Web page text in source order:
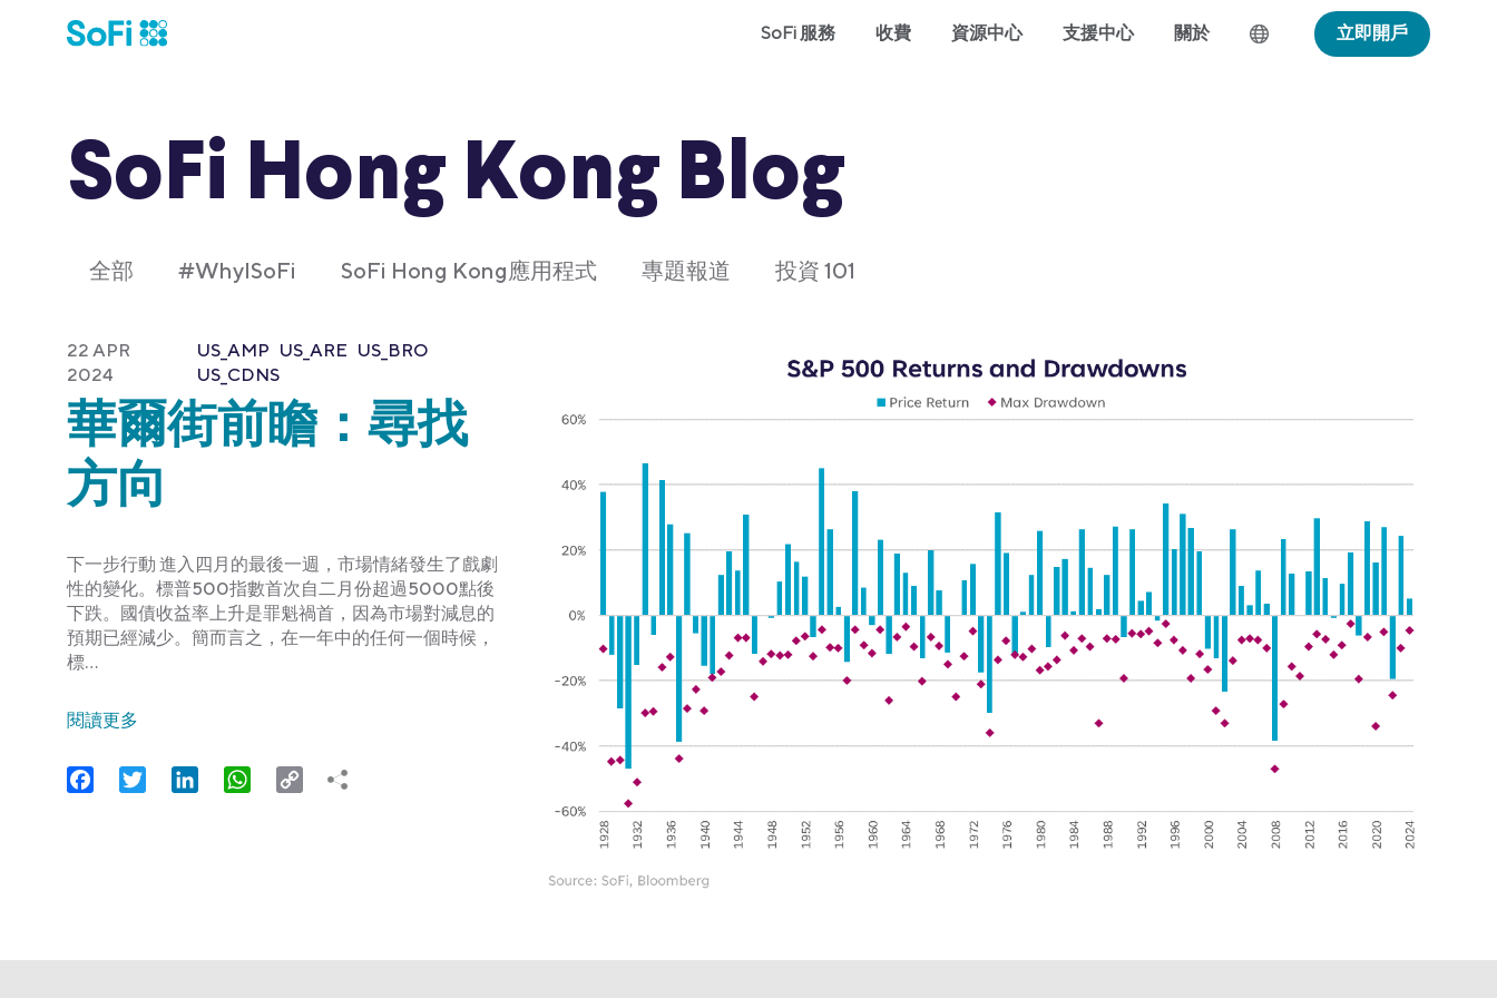
SoFi 服務 收費 資源中心 支援中心 關於 立即開戶
SoFi Hong Kong Blog
全部 #WhyISoFi SoFi Hong Kong應用程式 專題報道 投資 101
22 APR
2024
US_AMP US_ARE US_BRO
US_CDNS
華爾街前瞻：尋找
方向
下一步行動 進入四月的最後一週，市場情緒發生了戲劇
性的變化。標普500指數首次自二月份超過5000點後
下跌。國債收益率上升是罪魁禍首，因為市場對減息的
預期已經減少。簡而言之，在一年中的任何一個時候，
標…
閱讀更多
FacebookTwitter LinkedIn WhatsApp
Copy